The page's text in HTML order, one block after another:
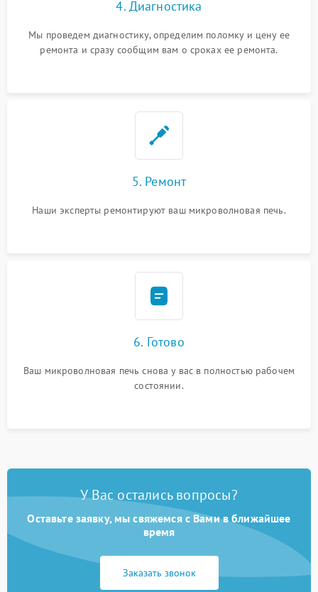
4. Диагностика
Мы проведем диагностику, определим поломку и цену ее
ремонта и сразу сообщим вам о сроках ее ремонта.
5. Ремонт
Наши эксперты ремонтируют ваш микроволновая печь.
6. Готово
Ваш микроволновая печь снова у вас в полностью рабочем
состоянии.
У Вас остались вопросы?
Оставьте заявку, мы свяжемся с Вами в ближайшее
время
Заказать звонок